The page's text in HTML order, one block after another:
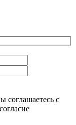
соглашаетесь с